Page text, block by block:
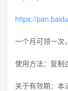
https://
一个月可领一次
使用方法：复制
关于有效期：本